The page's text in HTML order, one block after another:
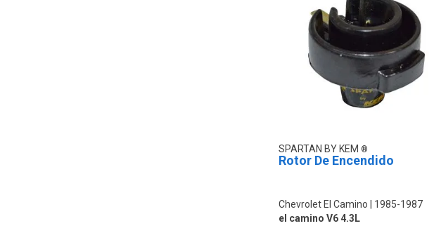
SPARTAN BY KEM
Rotor De Encendido
Chevrolet El Camino
1985-1987
el camino V6 4.3L